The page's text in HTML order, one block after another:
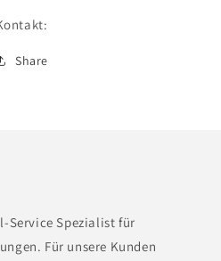
Share
Service Spezialist für
Für unsere Kunden